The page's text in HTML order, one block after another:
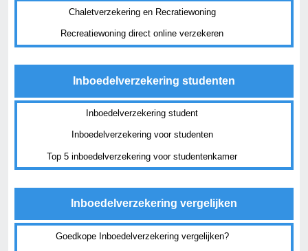
Chaletverzekering en Recratiewoning
Recreatiewoning direct online verzekeren
Inboedelverzekering studenten
Inboedelverzekering student
Inboedelverzekering voor studenten
Top 5 inboedelverzekering voor studentenkamer
Inboedelverzekering vergelijken
Goedkope Inboedelverzekering vergelijken?